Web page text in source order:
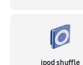
ipod shuffle